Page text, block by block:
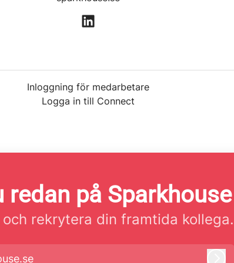
Inloggning för medarbetare
Logga in till Connect
redan på
och rekrytera din framtida kollega.